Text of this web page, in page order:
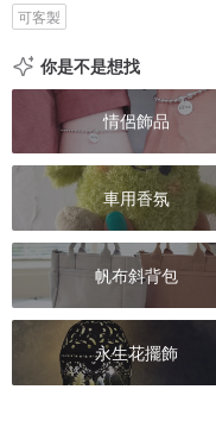
可客製
你是不是想找
情侶飾品
車用香氛
帆布斜背包
永生花擺飾